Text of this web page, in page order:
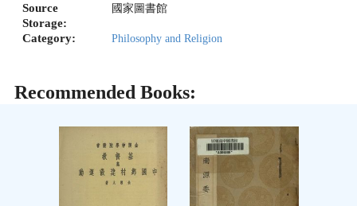
Source
Storage:
國家圖書館
Category: Philosophy and Religion
Recommended Books: